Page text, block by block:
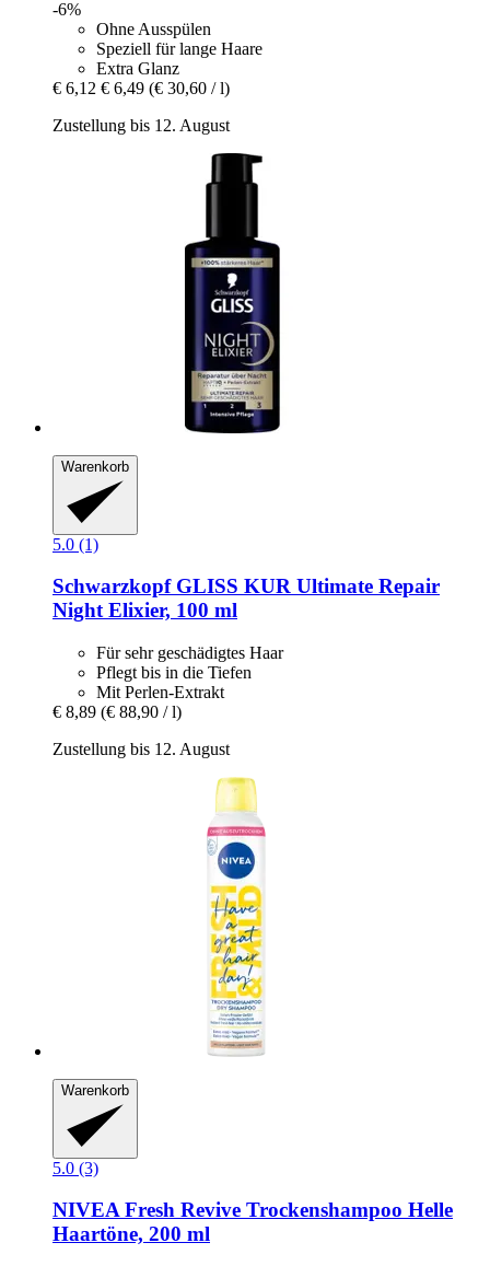
-6%
Ohne Ausspülen
Speziell für lange Haare
Extra Glanz
€ 6,12 € 6,49 (€ 30,60 / l)
Zustellung bis 12. August
Warenkorb
5.0 (1)
SchwarzkopfGLISS KUR Ultimate Repair
Night Elixier, 100 ml
Für sehr geschädigtes Haar
Pflegt bis in die Tiefen
Mit Perlen-Extrakt
€ 8,89 (€ 88,90 / l)
Zustellung bis 12. August
Warenkorb
5.0 (3)
NIVEAFresh Revive Trockenshampoo Helle
Haartöne, 200 ml